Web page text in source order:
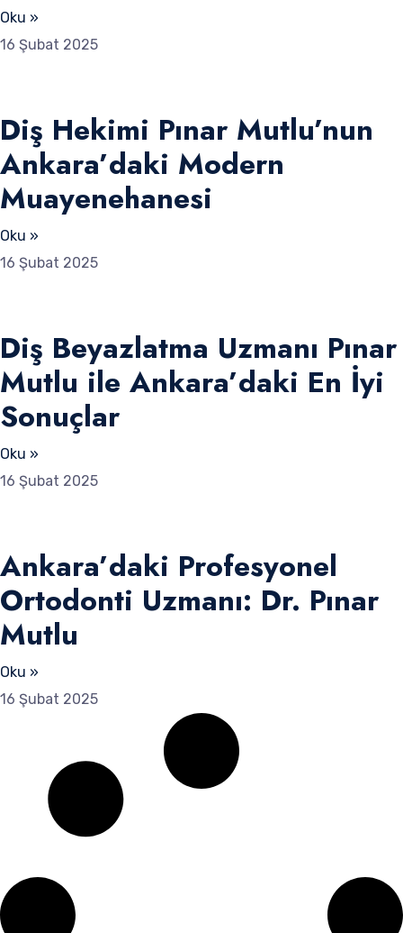
Oku »
16 Şubat 2025
Diş Hekimi Pınar Mutlu’nun
Ankara’daki Modern
Muayenehanesi
Oku »
16 Şubat 2025
Diş Beyazlatma Uzmanı Pınar
Mutlu ile Ankara’daki En İyi
Sonuçlar
Oku »
16 Şubat 2025
Ankara’daki Profesyonel
Ortodonti Uzmanı: Dr. Pınar
Mutlu
Oku »
16 Şubat 2025